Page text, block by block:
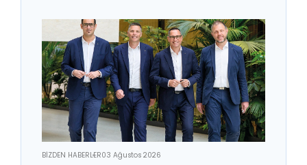
BİZDEN HABERLER03 Ağustos 2026